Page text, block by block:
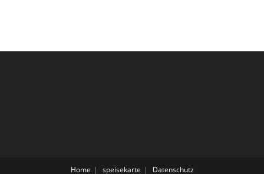
Home speisekarte Datenschutz